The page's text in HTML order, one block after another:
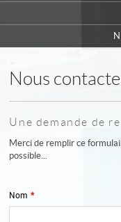
MA SÉLECTION 0
Nous
Une demande de
Merci de remplir ce
possible...
Nom *